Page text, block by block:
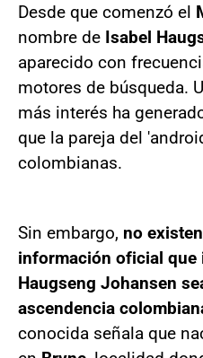
Desde que comenzó el
nombre de Isabel
aparecido con
motores de búsqueda.
más interés ha
que la pareja del
colombianas.
Sin embargo, no
información oficial que
Haugseng Johansen
ascendencia
conocida señala que